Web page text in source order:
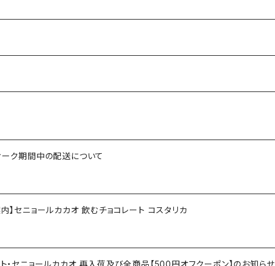
ライサドス
ト
ンク
ト
シブチョコレート
ーク期間中の配送について
】セニョールカカオ 飲むチョコレート コスタリカ
・セニョールカカオ 再入荷及び全商品【500円オフクーポン】のお知らせ